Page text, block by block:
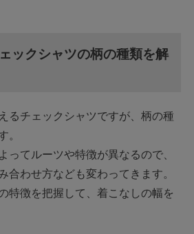
ックシャツの柄の種類を解
るチェックシャツですが、柄の種
ってルーツや特徴が異なるので、
合わせ方なども変わってきます。
特徴を把握して、着こなしの幅を